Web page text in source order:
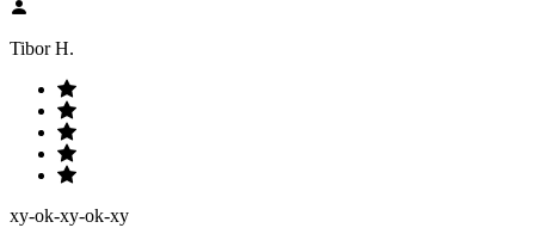
Tibor H.
xy-ok-xy-ok-xy